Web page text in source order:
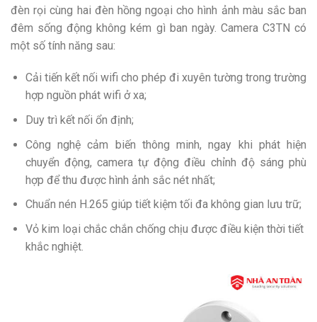
đèn rọi cùng hai đèn hồng ngoại cho hình ảnh màu sắc ban
đêm sống động không kém gì ban ngày. Camera C3TN có
một số tính năng sau:
Cải tiến kết nối wifi cho phép đi xuyên tường trong trường
hợp nguồn phát wifi ở xa;
Duy trì kết nối ổn định;
Công nghệ cảm biến thông minh, ngay khi phát hiện
chuyển động, camera tự động điều chỉnh độ sáng phù
hợp để thu được hình ảnh sắc nét nhất;
Chuẩn nén H.265 giúp tiết kiệm tối đa không gian lưu trữ;
Vỏ kim loại chắc chắn chống chịu được điều kiện thời tiết
khắc nghiệt.